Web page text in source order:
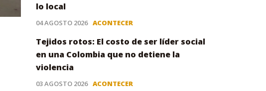
lo local
04 AGOSTO 2026 ACONTECER
Tejidos rotos: El costo de ser líder social
en una Colombia que no detiene la
violencia
03 AGOSTO 2026 ACONTECER